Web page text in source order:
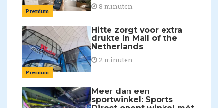
Premium
8 minuten
Premium
Hitte zorgt voor extra
drukte in Mall of the
Netherlands
2 minuten
Meer dan een
sportwinkel: Sports